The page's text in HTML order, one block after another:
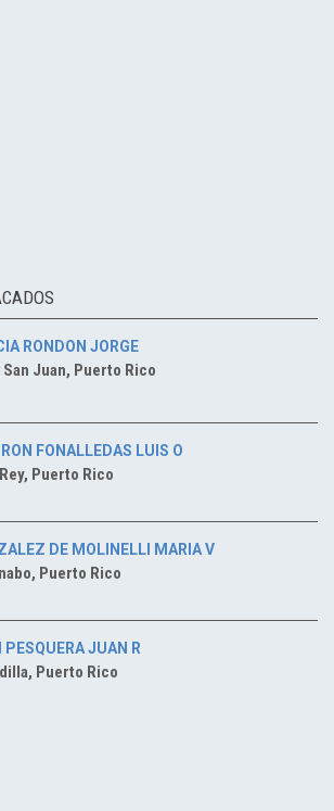
RONDON JORGE
Juan, Puerto Rico
FONALLEDAS LUIS O
Puerto Rico
DE MOLINELLI MARIA V
Puerto Rico
PESQUERA JUAN R
Puerto Rico